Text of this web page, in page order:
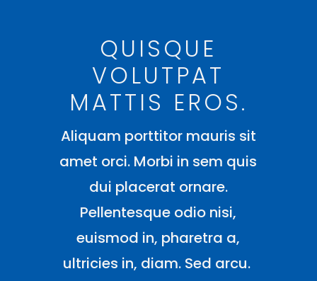
QUISQUE
VOLUTPAT
MATTIS EROS.
Aliquam porttitor mauris sit
amet orci. Morbi in sem quis
dui placerat ornare.
Pellentesque odio nisi,
euismod in, pharetra a,
ultricies in, diam. Sed arcu.